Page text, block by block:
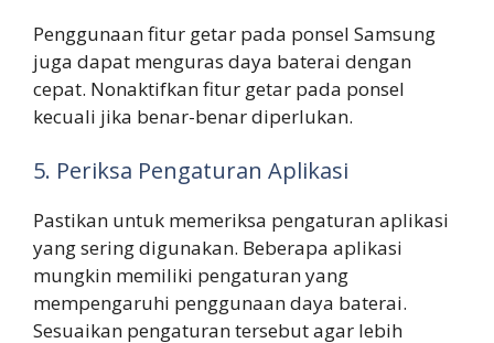
Penggunaan fitur getar pada ponsel Samsung
juga dapat menguras daya baterai dengan
cepat. Nonaktifkan fitur getar pada ponsel
kecuali jika benar-benar diperlukan.
5. Periksa Pengaturan Aplikasi
Pastikan untuk memeriksa pengaturan aplikasi
yang sering digunakan. Beberapa aplikasi
mungkin memiliki pengaturan yang
mempengaruhi penggunaan daya baterai.
Sesuaikan pengaturan tersebut agar lebih